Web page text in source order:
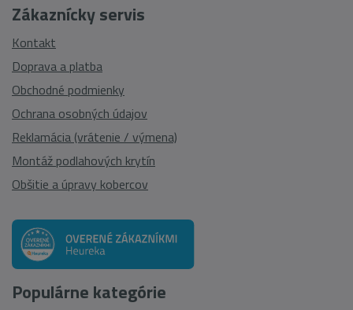
Zákaznícky servis
Kontakt
Doprava a platba
Obchodné podmienky
Ochrana osobných údajov
Reklamácia (vrátenie / výmena)
Montáž podlahových krytín
Obšitie a úpravy kobercov
Populárne kategórie